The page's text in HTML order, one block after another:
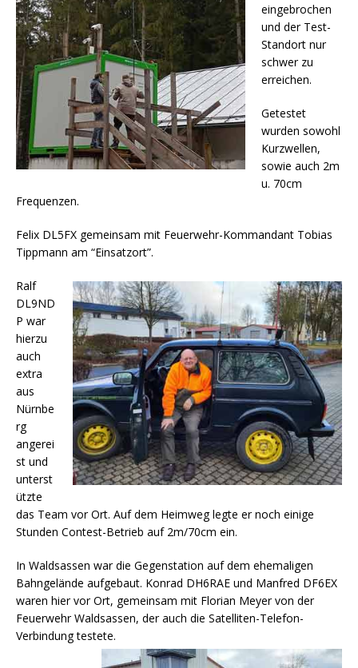
eingebrochen
und der Test-
Standort nur
schwer zu
erreichen.
Getestet
wurden sowohl
Kurzwellen,
sowie auch 2m
u. 70cm
Frequenzen.
Felix DL5FX gemeinsam mit Feuerwehr-Kommandant Tobias
Tippmann am “Einsatzort”.
Ralf
DL9ND
P war
hierzu
auch
extra
aus
Nürnbe
rg
angerei
st und
unterst
ützte
das Team vor Ort. Auf dem Heimweg legte er noch einige
Stunden Contest-Betrieb auf 2m/70cm ein.
In Waldsassen war die Gegenstation auf dem ehemaligen
Bahngelände aufgebaut. Konrad DH6RAE und Manfred DF6EX
waren hier vor Ort, gemeinsam mit Florian Meyer von der
Feuerwehr Waldsassen, der auch die Satelliten-Telefon-
Verbindung testete.